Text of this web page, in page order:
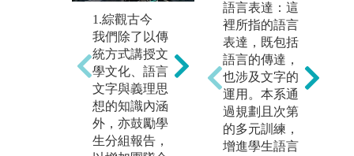
1.綜觀古今
我們除了以傳
統方式講授文
學文化、語言
文字與義理思
想的知識內涵
外，亦鼓勵學
生分組報告，
2.數位創作
從10年前，我
們即有「畢業
製作」課程，
內容是在文學
與文化的專業
知識上，結合
數位應用技
語言表達：這
裡所指的語言
表達，既包括
語言的傳達，
也涉及文字的
運用。本系通
過規劃且次第
的多元訓練，
增進學生語言